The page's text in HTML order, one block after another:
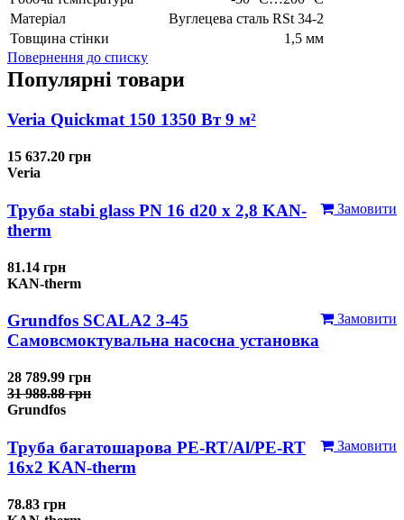
Матеріал
Вуглецева сталь RSt 34-2
Товщина стінки
1,5 мм
Повернення до списку
Популярні товари
Veria Quickmat 150 1350 Вт 9 м²
15 637.20 грн
Veria
Замовити
Труба stabi glass PN 16 d20 х 2,8 KAN-
therm
81.14 грн
KAN-therm
Замовити
Grundfos SCALA2 3-45
Самовсмоктувальна насосна установка
28 789.99 грн
31 988.88 грн
Grundfos
Замовити
Труба багатошарова PE-RT/Al/PE-RT
16x2 KAN-therm
78.83 грн